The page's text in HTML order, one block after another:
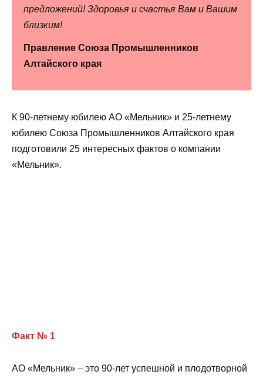
предложений! Здоровья и счастья Вам и Вашим
близким!
Правление Союза Промышленников
Алтайского края
К 90-летнему юбилею АО «Мельник» и 25-летнему
юбилею Союза Промышленников Алтайского края
подготовили 25 интересных фактов о компании
«Мельник».
Факт № 1
АО «Мельник» – это 90-лет успешной и плодотворной